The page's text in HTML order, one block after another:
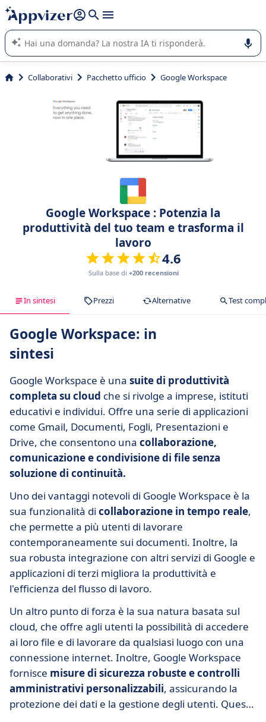
righe con
shift + enter
L'IA di Appvizer vi guida nell'utilizzo o nella scelta di un
software SaaS per la vostra azienda.
Collaborativi Pacchetto ufficio Google Workspace
Google Workspace : Potenzia la
produttività del tuo team e trasforma il
lavoro
4.6
Sulla base di +200 recensioni
In sintesi Prezzi Alternative Test
Google Workspace: in
sintesi
Google Workspace è una suite di produttività
completa su cloud che si rivolge a imprese, istituti
educativi e individui. Offre una serie di applicazioni
come Gmail, Documenti, Fogli, Presentazioni e
Drive, che consentono una collaborazione,
comunicazione e condivisione di file senza
soluzione di continuità.
Uno dei vantaggi notevoli di Google Workspace è la
sua funzionalità di collaborazione in tempo reale,
che permette a più utenti di lavorare
contemporaneamente sui documenti. Inoltre, la
sua robusta integrazione con altri servizi di Google e
applicazioni di terzi migliora la produttività e
l'efficienza del flusso di lavoro.
Un altro punto di forza è la sua natura basata sul
cloud, che offre agli utenti la possibilità di accedere
ai loro file e di lavorare da qualsiasi luogo con una
connessione internet. Inoltre, Google Workspace
fornisce misure di sicurezza robuste e controlli
amministrativi personalizzabili, assicurando la
protezione dei dati e la gestione degli utenti. Questi